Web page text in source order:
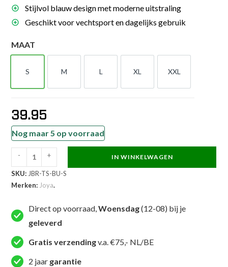
Stijlvol blauw design met moderne uitstraling
Geschikt voor vechtsport en dagelijks gebruik
MAAT
S M L XL XXL
39.95
Nog maar 5 op voorraad
Golden
Wolf
Shirt
Blauw
aantal
- + IN WINKELWAGEN
SKU: JBR-TS-BU-S
Merken: Joya.
Direct op voorraad,Woensdag(12-08) bij je
geleverd
Gratis verzendingv.a. €75,- NL/BE
2 jaar garantie